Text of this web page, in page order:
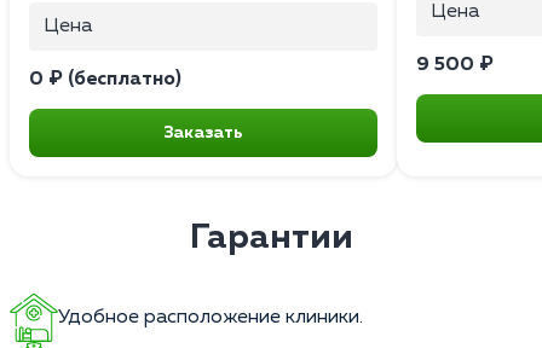
Цена
0 ₽ (бесплатно)
Заказать
Цена
9 500 ₽
Гарантии
Удобное расположение клиники.